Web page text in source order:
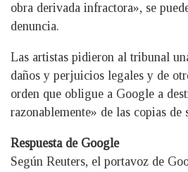
obra derivada infractora», se
denuncia.
Las artistas pidieron al tribunal
daños y perjuicios legales y de
orden que obligue a Google a
razonablemente» de las copias de
Respuesta de Google
Según Reuters, el portavoz de